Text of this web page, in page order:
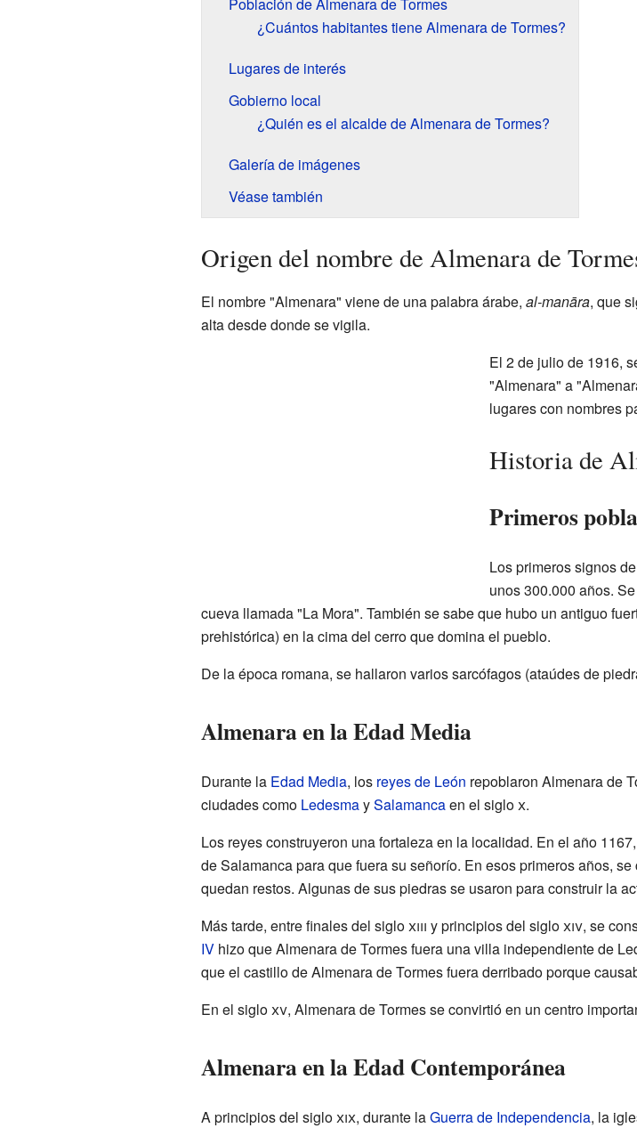
¿Cuántos habitantes tiene Almenara de Tormes?
Lugares de interés
Gobierno local
¿Quién es el alcalde de Almenara de Tormes?
Galería de imágenes
Véase también
Origen del nombre de Almenara de
El nombre "Almenara" viene de una palabra árabe, al-manāra, que
alta desde donde se vigila.
El 2 de julio de 1916,
"Almenara" a
lugares con nombres
Historia de
Primeros
Los primeros signos
unos 300.000 años.
cueva llamada "La Mora". También se sabe que hubo un antiguo
prehistórica) en la cima del cerro que domina el pueblo.
De la época romana, se hallaron varios sarcófagos (ataúdes de
Almenara en la Edad Media
Durante la Edad Media, los reyes de León repoblaron Almenara de
ciudades como LedesmaySalamancaen el siglox.
Los reyes construyeron una fortaleza en la localidad. En el año
de Salamanca para que fuera su señorío. En esos primeros años,
quedan restos. Algunas de sus piedras se usaron para construir la
Más tarde, entre finales del sigloxiii y principios del sigloxiv, se
IVhizo que Almenara de Tormes fuera una villa independiente de
que el castillo de Almenara de Tormes fuera derribado porque
En el sigloxv, Almenara de Tormes se convirtió en un centro
Almenara en la Edad Contemporánea
A principios del sigloxix, durante laGuerra de Independencia, la